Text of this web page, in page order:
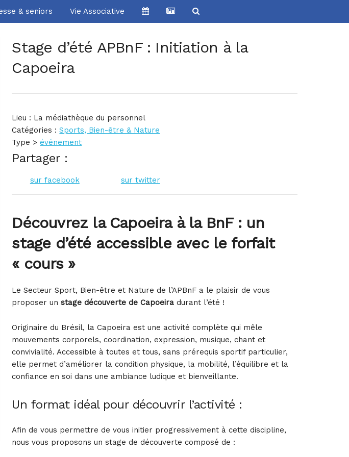
& seniors Vie Associative
sites
seniors
Stage d’été APBnF : Initiation à la
Capoeira
Lieu : La médiathèque du personnel
Catégories :Sports, Bien-être & Nature
Type >événement
Partager :
sur facebook sur twitter
Découvrez la Capoeira à la BnF : un
stage d’été accessible avec le forfait
« cours »
Le Secteur Sport, Bien-être et Nature de l’APBnF a le plaisir de vous
proposer unstage découverte de Capoeira durant l’été !
Originaire du Brésil, la Capoeira est une activité complète qui mêle
mouvements corporels, coordination, expression, musique, chant et
convivialité. Accessible à toutes et tous, sans prérequis sportif particulier,
elle permet d’améliorer la condition physique, la mobilité, l’équilibre et la
confiance en soi dans une ambiance ludique et bienveillante.
Un format idéal pour découvrir l’activité :
Afin de vous permettre de vous initier progressivement à cette discipline,
nous vous proposons un stage de découverte composé de :